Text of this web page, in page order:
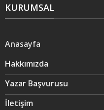
KURUMSAL
Anasayfa
Hakkımızda
Yazar Başvurusu
İletişim